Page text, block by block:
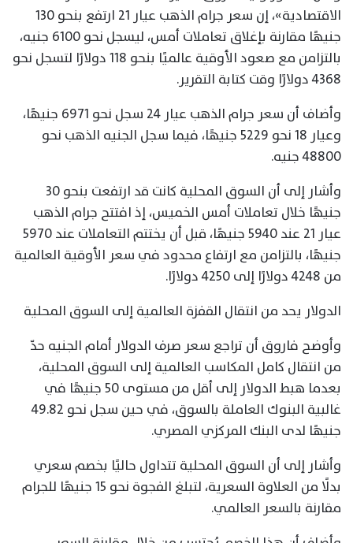
الاقتصادية»، إن سعر جرام الذهب عيار 21 ارتفع بنحو 130
جنيهًا مقارنة بإغلاق تعاملات أمس، ليسجل نحو 6100 جنيه،
بالتزامن مع صعود الأوقية عالميًا بنحو 118 دولارًا لتسجل نحو
4368 دولارًا وقت كتابة التقرير.
وأضاف أن سعر جرام الذهب عيار 24 سجل نحو 6971 جنيهًا،
وعيار 18 نحو 5229 جنيهًا، فيما سجل الجنيه الذهب نحو
48800 جنيه.
وأشار إلى أن السوق المحلية كانت قد ارتفعت بنحو 30
جنيهًا خلال تعاملات أمس الخميس، إذ افتتح جرام الذهب
عيار 21 عند 5940 جنيهًا، قبل أن يختتم التعاملات عند 5970
جنيهًا، بالتزامن مع ارتفاع محدود في سعر الأوقية العالمية
من 4248 دولارًا إلى 4250 دولارًا.
الدولار يحد من انتقال القفزة العالمية إلى السوق المحلية
وأوضح فاروق أن تراجع سعر صرف الدولار أمام الجنيه حدّ
من انتقال كامل المكاسب العالمية إلى السوق المحلية،
بعدما هبط الدولار إلى أقل من مستوى 50 جنيهًا في
غالبية البنوك العاملة بالسوق، في حين سجل نحو 49.82
جنيهًا لدى البنك المركزي المصري.
وأشار إلى أن السوق المحلية تتداول حاليًا بخصم سعري
بدلًا من العلاوة السعرية، لتبلغ الفجوة نحو 15 جنيهًا للجرام
مقارنة بالسعر العالمي.